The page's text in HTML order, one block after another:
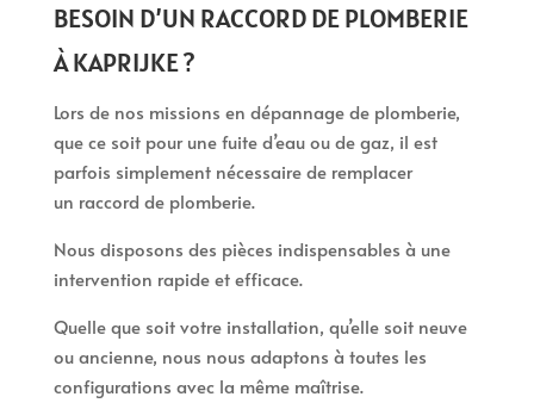
BESOIN D’UN RACCORD DE PLOMBERIE
À KAPRIJKE ?
Lors de nos missions en dépannage de plomberie,
que ce soit pour une fuite d’eau ou de gaz, il est
parfois simplement nécessaire de remplacer
un raccord de plomberie.
Nous disposons des pièces indispensables à une
intervention rapide et efficace.
Quelle que soit votre installation, qu’elle soit neuve
ou ancienne, nous nous adaptons à toutes les
configurations avec la même maîtrise.